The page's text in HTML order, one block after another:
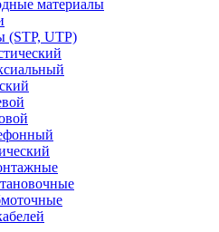
материалы
(STP, UTP)